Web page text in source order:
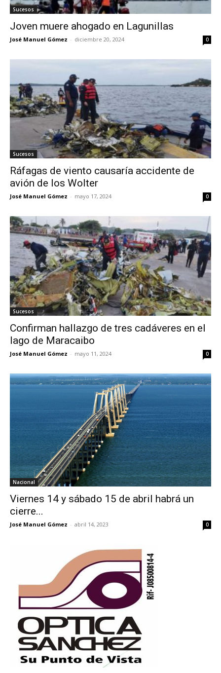
Sucesos
Joven muere ahogado en Lagunillas
José Manuel Gómez - diciembre 20, 2024 0
Sucesos
Ráfagas de viento causaría accidente de
avión de los Wolter
José Manuel Gómez - mayo 17, 2024 0
Sucesos
Confirman hallazgo de tres cadáveres en el
lago de Maracaibo
José Manuel Gómez - mayo 11, 2024 0
Nacional
Viernes 14 y sábado 15 de abril habrá un
cierre...
José Manuel Gómez - abril 14, 2023 0